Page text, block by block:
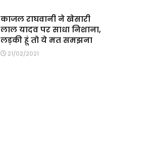
काजल राघवानी ने खेसारी
लाल यादव पर साधा निशाना,
लड़की हूं तो ये मत समझना
21/02/2021